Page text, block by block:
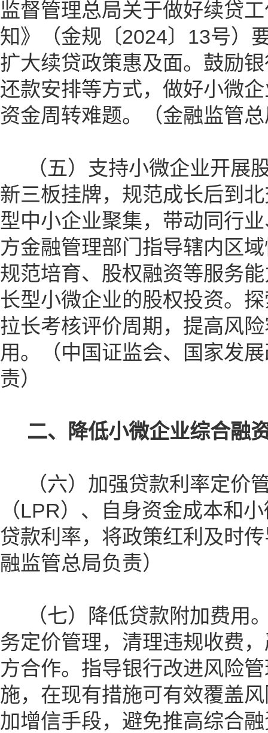
监督管理总局关于做好续贷
知》（金规〔2024〕13号）
扩大续贷政策惠及面。鼓励
还款安排等方式，做好小微
资金周转难题。（金融监管
（五）支持小微企业开展
新三板挂牌，规范成长后到
型中小企业聚集，带动同行
方金融管理部门指导辖内区
规范培育、股权融资等服务
长型小微企业的股权投资。
拉长考核评价周期，提高风
用。（中国证监会、国家发
责）
二、降低小微企业综合融
（六）加强贷款利率定价
（LPR）、自身资金成本和
贷款利率，将政策红利及时
融监管总局负责）
（七）降低贷款附加费用
务定价管理，清理违规收费
方合作。指导银行改进风险
施，在现有措施可有效覆盖
加增信手段，避免推高综合